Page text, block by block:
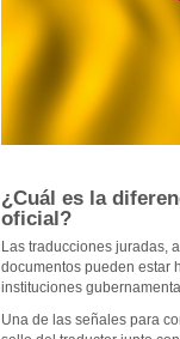
¿Cuál es la
oficial?
Las traducciones juradas,
documentos pueden estar
instituciones
Una de las señales para